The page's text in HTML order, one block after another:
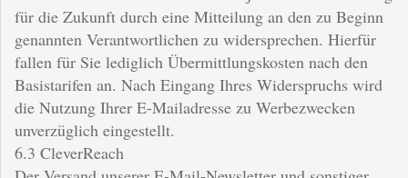
für die Zukunft durch eine Mitteilung an den zu Beginn
genannten Verantwortlichen zu widersprechen. Hierfür
fallen für Sie lediglich Übermittlungskosten nach den
Basistarifen an. Nach Eingang Ihres Widerspruchs wird
die Nutzung Ihrer E-Mailadresse zu Werbezwecken
unverzüglich eingestellt.
6.3 CleverReach